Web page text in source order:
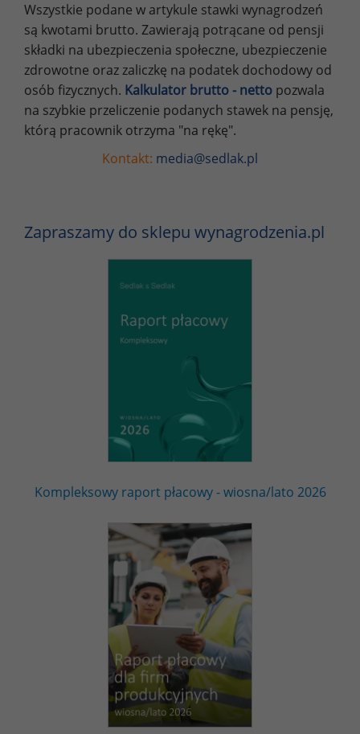
Wszystkie podane w artykule stawki wynagrodzeń
są kwotami brutto. Zawierają potrącane od pensji
składki na ubezpieczenia społeczne, ubezpieczenie
zdrowotne oraz zaliczkę na podatek dochodowy od
osób fizycznych. Kalkulator brutto - netto pozwala
na szybkie przeliczenie podanych stawek na pensję,
którą pracownik otrzyma "na rękę".
Kontakt: media@sedlak.pl
Zapraszamy do sklepu wynagrodzenia.pl
Kompleksowy raport płacowy - wiosna/lato 2026